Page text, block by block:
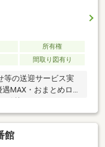
所有権
間取り図有り
等の送迎サービス実
MAX・おまとめロー
ください ■住宅ロー
ローン代行0円）
館